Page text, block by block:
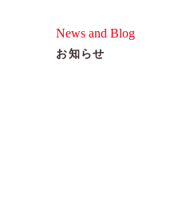
News and Blog
お知らせ